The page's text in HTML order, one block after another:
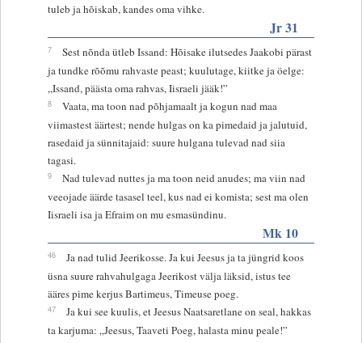
tuleb ja hõiskab, kandes oma vihke.
Jr 31
7
Sest nõnda ütleb Issand: Hõisake ilutsedes Jaakobi pärast
ja tundke rõõmu rahvaste peast; kuulutage, kiitke ja öelge:
„Issand, päästa oma rahvas, Iisraeli jääk!”
8
Vaata, ma toon nad põhjamaalt ja kogun nad maa
viimastest äärtest; nende hulgas on ka pimedaid ja jalutuid,
rasedaid ja sünnitajaid: suure hulgana tulevad nad siia
tagasi.
9
Nad tulevad nuttes ja ma toon neid anudes; ma viin nad
veeojade äärde tasasel teel, kus nad ei komista; sest ma olen
Iisraeli isa ja Efraim on mu esmasündinu.
Mk 10
46
Ja nad tulid Jeerikosse. Ja kui Jeesus ja ta jüngrid koos
üsna suure rahvahulgaga Jeerikost välja läksid, istus tee
ääres pime kerjus Bartimeus, Timeuse poeg.
47
Ja kui see kuulis, et Jeesus Naatsaretlane on seal, hakkas
ta karjuma: „Jeesus, Taaveti Poeg, halasta minu peale!”